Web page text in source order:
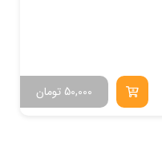
تومان 50,000